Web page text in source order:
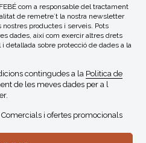
com a responsable del tractament
de remetre´t la nostra newsletter
productes i serveis. Pots
dades, així com exercir altres drets
detallada sobre protecció de dades a la
contingudes a la Politica de
de les meves dades per a l
i ofertes promocionals